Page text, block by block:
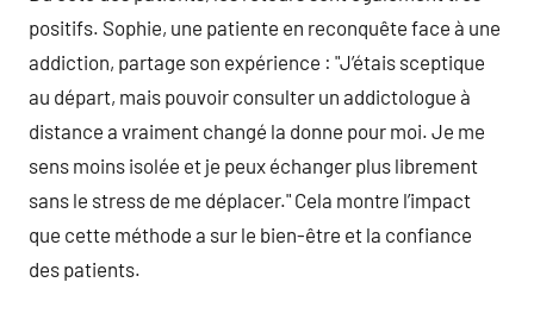
positifs. Sophie, une patiente en reconquête face à une
addiction, partage son expérience : "J’étais sceptique
au départ, mais pouvoir consulter un addictologue à
distance a vraiment changé la donne pour moi. Je me
sens moins isolée et je peux échanger plus librement
sans le stress de me déplacer." Cela montre l’impact
que cette méthode a sur le bien-être et la confiance
des patients.